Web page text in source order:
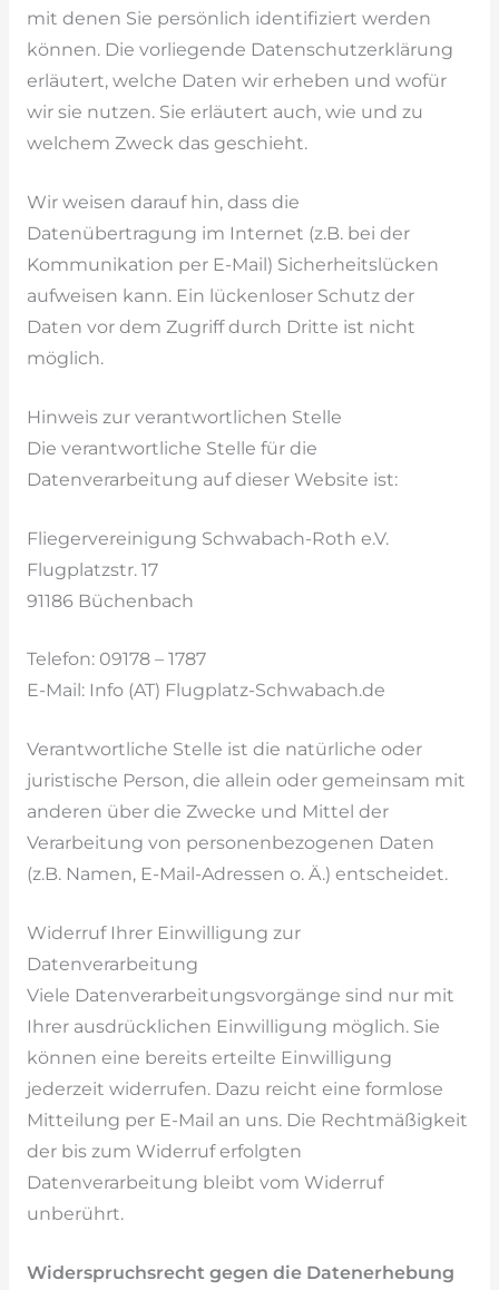
mit denen Sie persönlich identifiziert werden
können. Die vorliegende Datenschutzerklärung
erläutert, welche Daten wir erheben und wofür
wir sie nutzen. Sie erläutert auch, wie und zu
welchem Zweck das geschieht.
Wir weisen darauf hin, dass die
Datenübertragung im Internet (z.B. bei der
Kommunikation per E-Mail) Sicherheitslücken
aufweisen kann. Ein lückenloser Schutz der
Daten vor dem Zugriff durch Dritte ist nicht
möglich.
Hinweis zur verantwortlichen Stelle
Die verantwortliche Stelle für die
Datenverarbeitung auf dieser Website ist:
Fliegervereinigung Schwabach-Roth e.V.
Flugplatzstr. 17
91186 Büchenbach
Telefon: 09178 – 1787
E-Mail: Info (AT) Flugplatz-Schwabach.de
Verantwortliche Stelle ist die natürliche oder
juristische Person, die allein oder gemeinsam mit
anderen über die Zwecke und Mittel der
Verarbeitung von personenbezogenen Daten
(z.B. Namen, E-Mail-Adressen o. Ä.) entscheidet.
Widerruf Ihrer Einwilligung zur
Datenverarbeitung
Viele Datenverarbeitungsvorgänge sind nur mit
Ihrer ausdrücklichen Einwilligung möglich. Sie
können eine bereits erteilte Einwilligung
jederzeit widerrufen. Dazu reicht eine formlose
Mitteilung per E-Mail an uns. Die Rechtmäßigkeit
der bis zum Widerruf erfolgten
Datenverarbeitung bleibt vom Widerruf
unberührt.
Widerspruchsrecht gegen die Datenerhebung